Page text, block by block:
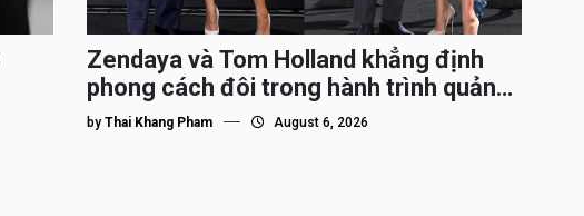
Zendaya và Tom Holland khẳng định
phong cách đôi trong hành trình quảng
bá Spider-Man
byThai Khang Pham August 6, 2026